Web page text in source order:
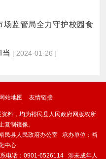
场监管局全力守护校园食
当 [ 2024-01-26 ]
网站地图 友情链接
料，均为裕民县人民政府网版权所
复制镜像。
民县人民政府办公室 承办单位：裕
中心
电话：0901-6526114 涉未成年人